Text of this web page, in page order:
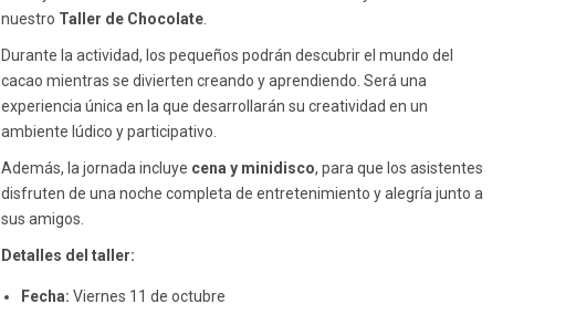
nuestro Taller de Chocolate
Durante la actividad, los pequeños podrán descubrir el mundo del
cacao mientras se divierten creando y aprendiendo. Será una
experiencia única en la que desarrollarán su creatividad en un
ambiente lúdico y participativo.
Además, la jornada incluye cena y minidisco, para que los asistentes
disfruten de una noche completa de entretenimiento y alegría junto a
sus amigos.
Detalles del taller:
Fecha: Viernes 11 de octubre